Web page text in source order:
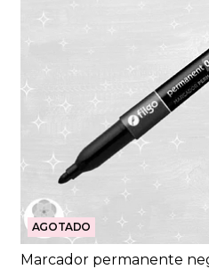
AGOTADO
Marcador permanente